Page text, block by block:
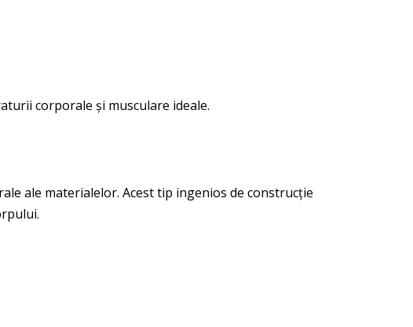
corporale și musculare ideale.
ale materialelor. Acest tip ingenios de construcție